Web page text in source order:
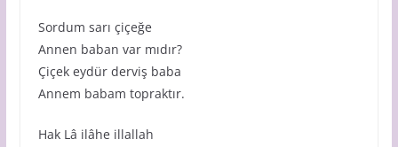
Sordum sarı çiçeğe
Annen baban var mıdır?
Çiçek eydür derviş baba
Annem babam topraktır.
Hak Lâ ilâhe illallah